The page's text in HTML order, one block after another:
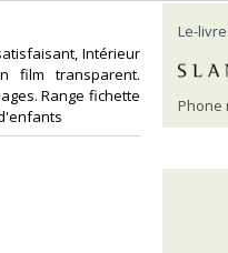
Intérieur
film transparent.
Range fichette
Le-
Phone